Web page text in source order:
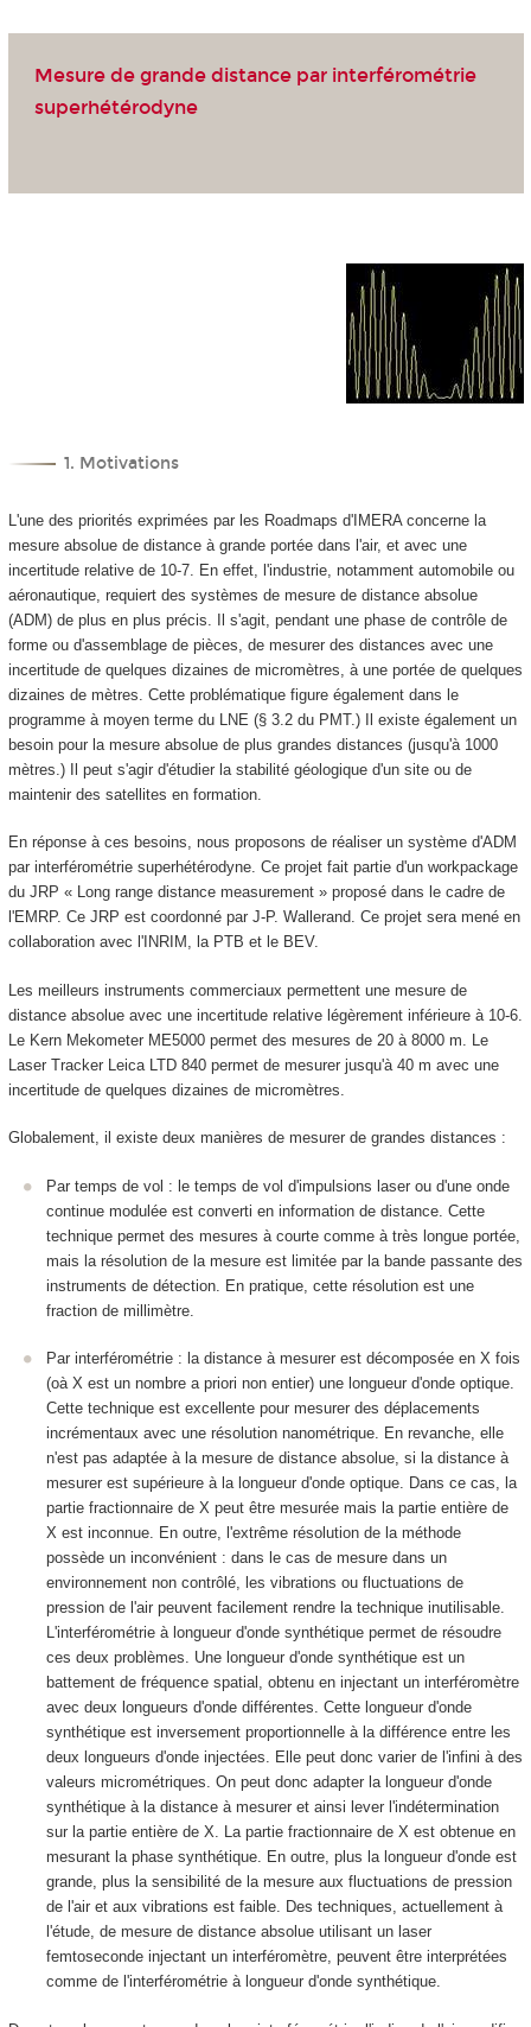
Mesure de grande distance par interférométrie
superhétérodyne
1. Motivations
L'une des priorités exprimées par les Roadmaps d'IMERA concerne la
mesure absolue de distance à grande portée dans l'air, et avec une
incertitude relative de 10-7. En effet, l'industrie, notamment automobile ou
aéronautique, requiert des systèmes de mesure de distance absolue
(ADM) de plus en plus précis. Il s'agit, pendant une phase de contrôle de
forme ou d'assemblage de pièces, de mesurer des distances avec une
incertitude de quelques dizaines de micromètres, à une portée de quelques
dizaines de mètres. Cette problématique figure également dans le
programme à moyen terme du LNE (§ 3.2 du PMT.) Il existe également un
besoin pour la mesure absolue de plus grandes distances (jusqu'à 1000
mètres.) Il peut s'agir d'étudier la stabilité géologique d'un site ou de
maintenir des satellites en formation.
En réponse à ces besoins, nous proposons de réaliser un système d'ADM
par interférométrie superhétérodyne. Ce projet fait partie d'un workpackage
du JRP « Long range distance measurement » proposé dans le cadre de
l'EMRP. Ce JRP est coordonné par J-P. Wallerand. Ce projet sera mené en
collaboration avec l'INRIM, la PTB et le BEV.
Les meilleurs instruments commerciaux permettent une mesure de
distance absolue avec une incertitude relative légèrement inférieure à 10-6.
Le Kern Mekometer ME5000 permet des mesures de 20 à 8000 m. Le
Laser Tracker Leica LTD 840 permet de mesurer jusqu'à 40 m avec une
incertitude de quelques dizaines de micromètres.
Globalement, il existe deux manières de mesurer de grandes distances :
Par temps de vol : le temps de vol d'impulsions laser ou d'une onde
continue modulée est converti en information de distance. Cette
technique permet des mesures à courte comme à très longue portée,
mais la résolution de la mesure est limitée par la bande passante des
instruments de détection. En pratique, cette résolution est une
fraction de millimètre.
Par interférométrie : la distance à mesurer est décomposée en X fois
(oà X est un nombre a priori non entier) une longueur d'onde optique.
Cette technique est excellente pour mesurer des déplacements
incrémentaux avec une résolution nanométrique. En revanche, elle
n'est pas adaptée à la mesure de distance absolue, si la distance à
mesurer est supérieure à la longueur d'onde optique. Dans ce cas, la
partie fractionnaire de X peut être mesurée mais la partie entière de
X est inconnue. En outre, l'extrême résolution de la méthode
possède un inconvénient : dans le cas de mesure dans un
environnement non contrôlé, les vibrations ou fluctuations de
pression de l'air peuvent facilement rendre la technique inutilisable.
L'interférométrie à longueur d'onde synthétique permet de résoudre
ces deux problèmes. Une longueur d'onde synthétique est un
battement de fréquence spatial, obtenu en injectant un interféromètre
avec deux longueurs d'onde différentes. Cette longueur d'onde
synthétique est inversement proportionnelle à la différence entre les
deux longueurs d'onde injectées. Elle peut donc varier de l'infini à des
valeurs micrométriques. On peut donc adapter la longueur d'onde
synthétique à la distance à mesurer et ainsi lever l'indétermination
sur la partie entière de X. La partie fractionnaire de X est obtenue en
mesurant la phase synthétique. En outre, plus la longueur d'onde est
grande, plus la sensibilité de la mesure aux fluctuations de pression
de l'air et aux vibrations est faible. Des techniques, actuellement à
l'étude, de mesure de distance absolue utilisant un laser
femtoseconde injectant un interféromètre, peuvent être interprétées
comme de l'interférométrie à longueur d'onde synthétique.